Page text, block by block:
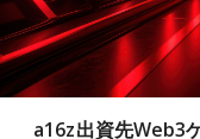
a16z出資先Web3